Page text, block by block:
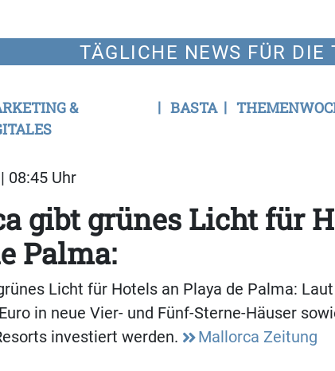
TÄGLICHE NEWS FÜR DIE
&
BASTA
08:45 Uhr
gibt grünes Licht für
Palma:
Licht für Hotels an Playa de Palma:
in neue Vier- und Fünf-Sterne-Häuser
investiert werden.
Mallorca Zeitung